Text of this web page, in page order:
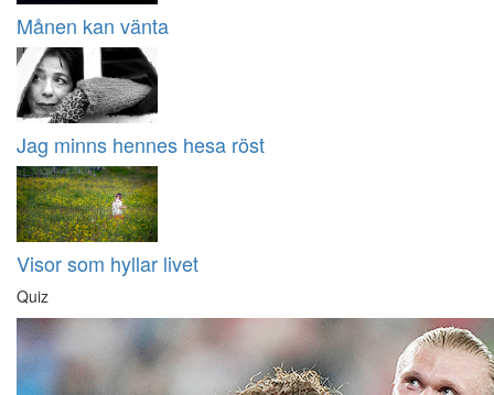
Månen kan vänta
Jag minns hennes hesa röst
Visor som hyllar livet
Quiz